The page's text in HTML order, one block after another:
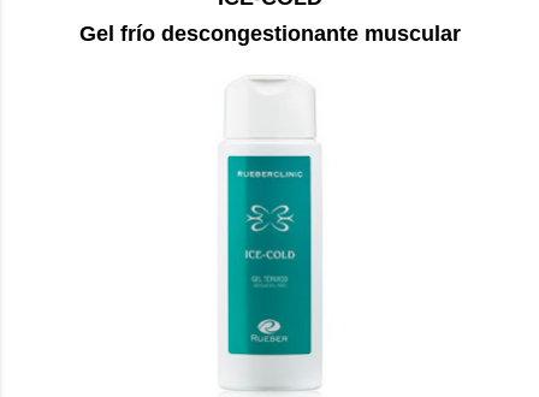
Gel frío descongestionante muscular